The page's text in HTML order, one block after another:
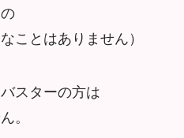
ことはありません）
スターの方は
。